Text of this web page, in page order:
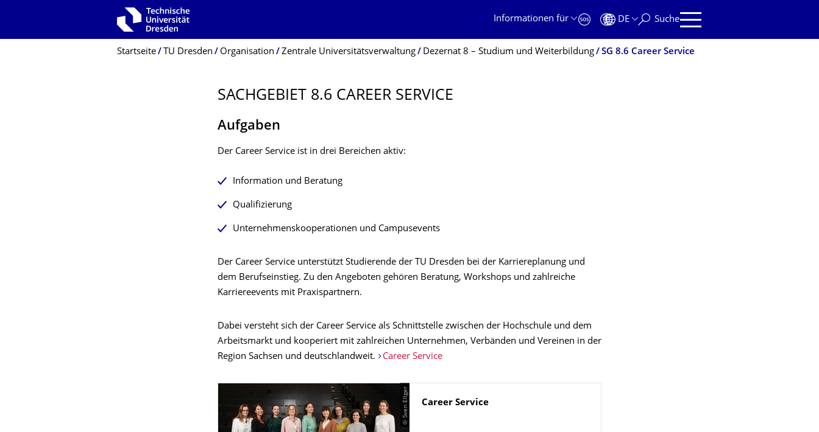
Zur Hauptnavigation springen
Informationen für
DE Suche
Breadcrumb-Menü
Startseite TU Dresden Organisation Zentrale Universitätsverwaltung Dezernat 8 – Studium und Weiterbildung SG 8.6 Career Service
SACHGEBIET 8.6 CAREER SERVICE
Aufgaben
Der Career Service ist in drei Bereichen aktiv:
Information und Beratung
Qualifizierung
Unternehmenskooperationen und Campusevents
Der Career Service unterstützt Studierende der TU Dresden bei der Karriereplanung und
dem Berufseinstieg. Zu den Angeboten gehören Beratung, Workshops und zahlreiche
Karriereevents mit Praxispartnern.
Dabei versteht sich der Career Service als Schnittstelle zwischen der Hochschule und dem
Arbeitsmarkt und kooperiert mit zahlreichen Unternehmen, Verbänden und Vereinen in der
Region Sachsen und deutschlandweit.
Career Service
© Sven Ellger Name
Career Service